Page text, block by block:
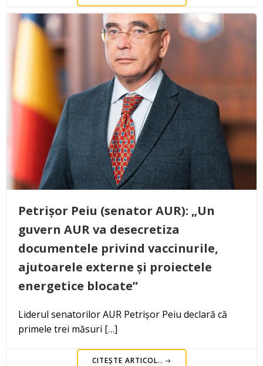
Petrișor Peiu (senator AUR): „Un
guvern AUR va desecretiza
documentele privind vaccinurile,
ajutoarele externe și proiectele
energetice blocate”
Liderul senatorilor AUR Petrișor Peiu declară că
primele trei măsuri […]
CITEȘTE ARTICOL..